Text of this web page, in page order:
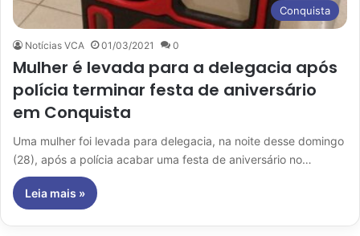
Conquista
Notícias VCA 01/03/2021 0
Mulher é levada para a delegacia após
polícia terminar festa de aniversário
em Conquista
Uma mulher foi levada para delegacia, na noite desse domingo
(28), após a polícia acabar uma festa de aniversário no…
Leia mais »